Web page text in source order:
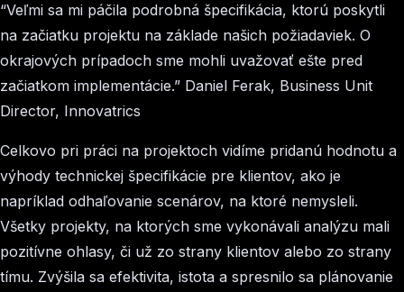
“Veľmi sa mi páčila podrobná špecifikácia, ktorú poskytli
na začiatku projektu na základe našich požiadaviek. O
okrajových prípadoch sme mohli uvažovať ešte pred
začiatkom implementácie.” Daniel Ferak, Business Unit
Director, Innovatrics
Celkovo pri práci na projektoch vidíme pridanú hodnotu a
výhody technickej špecifikácie pre klientov, ako je
napríklad odhaľovanie scenárov, na ktoré nemysleli.
Všetky projekty, na ktorých sme vykonávali analýzu mali
pozitívne ohlasy, či už zo strany klientov alebo zo strany
tímu. Zvýšila sa efektivita, istota a spresnilo sa plánovanie